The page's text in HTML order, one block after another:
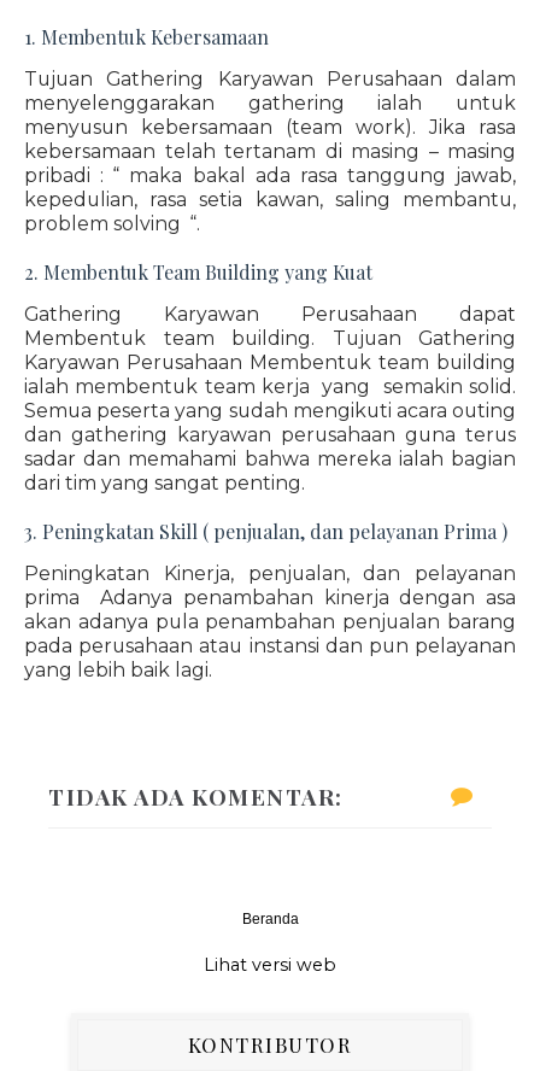
1. Membentuk Kebersamaan
Tujuan Gathering Karyawan Perusahaan dalam
menyelenggarakan gathering ialah untuk
menyusun kebersamaan (team work). Jika rasa
kebersamaan telah tertanam di masing – masing
pribadi : “ maka bakal ada rasa tanggung jawab,
kepedulian, rasa setia kawan, saling membantu,
problem solving “.
2. Membentuk Team Building yang Kuat
Gathering Karyawan Perusahaan dapat
Membentuk team building. Tujuan Gathering
Karyawan Perusahaan Membentuk team building
ialah membentuk team kerja yang semakin solid.
Semua peserta yang sudah mengikuti acara outing
dan gathering karyawan perusahaan guna terus
sadar dan memahami bahwa mereka ialah bagian
dari tim yang sangat penting.
3. Peningkatan Skill ( penjualan, dan pelayanan Prima )
Peningkatan Kinerja, penjualan, dan pelayanan
prima Adanya penambahan kinerja dengan asa
akan adanya pula penambahan penjualan barang
pada perusahaan atau instansi dan pun pelayanan
yang lebih baik lagi.
TIDAK ADA KOMENTAR:
Beranda
Lihat versi web
KONTRIBUTOR